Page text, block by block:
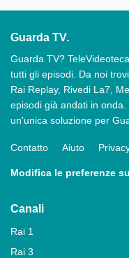
Guarda TV.
Guarda TV?
tutti gli episodi. Da noi
Rai Replay, Rivedi La7,
episodi già andati in
un'unica soluzione per
Contatto Aiuto
Modifica le preferenze
Canali
Rai 1
Rai 3